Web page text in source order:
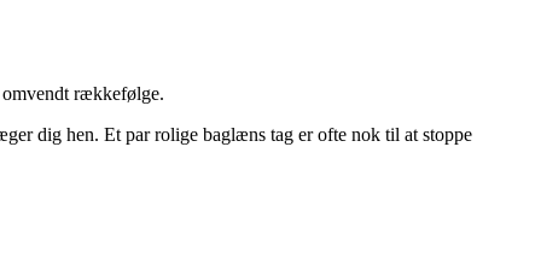
rækkefølge.
dig hen. Et par rolige baglæns tag er ofte nok til at stoppe